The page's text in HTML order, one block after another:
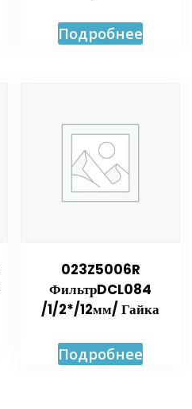
Подробнее
023Z5006R
ФильтрDCL084
/1/2*/12мм/ Гайка
Подробнее